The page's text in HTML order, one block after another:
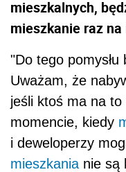
mieszkalnych,
mieszkanie raz
"Do tego pomysłu
Uważam, że
jeśli ktoś ma na
momencie, kiedy
i deweloperzy
mieszkania nie są